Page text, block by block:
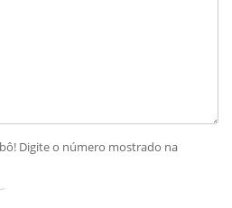
Digite o número mostrado na